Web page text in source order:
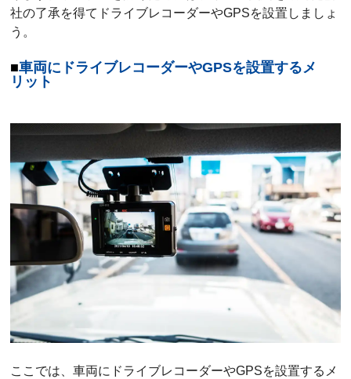
社の了承を得てドライブレコーダーやGPSを設置しましょ
う。
車両にドライブレコーダーやGPSを設置するメ
リット
ここでは、車両にドライブレコーダーやGPSを設置するメ